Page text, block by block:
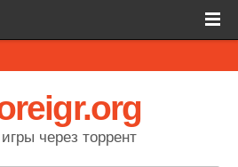
через торрент